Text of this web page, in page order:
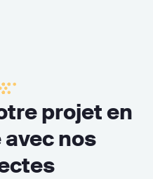
projet en
nos